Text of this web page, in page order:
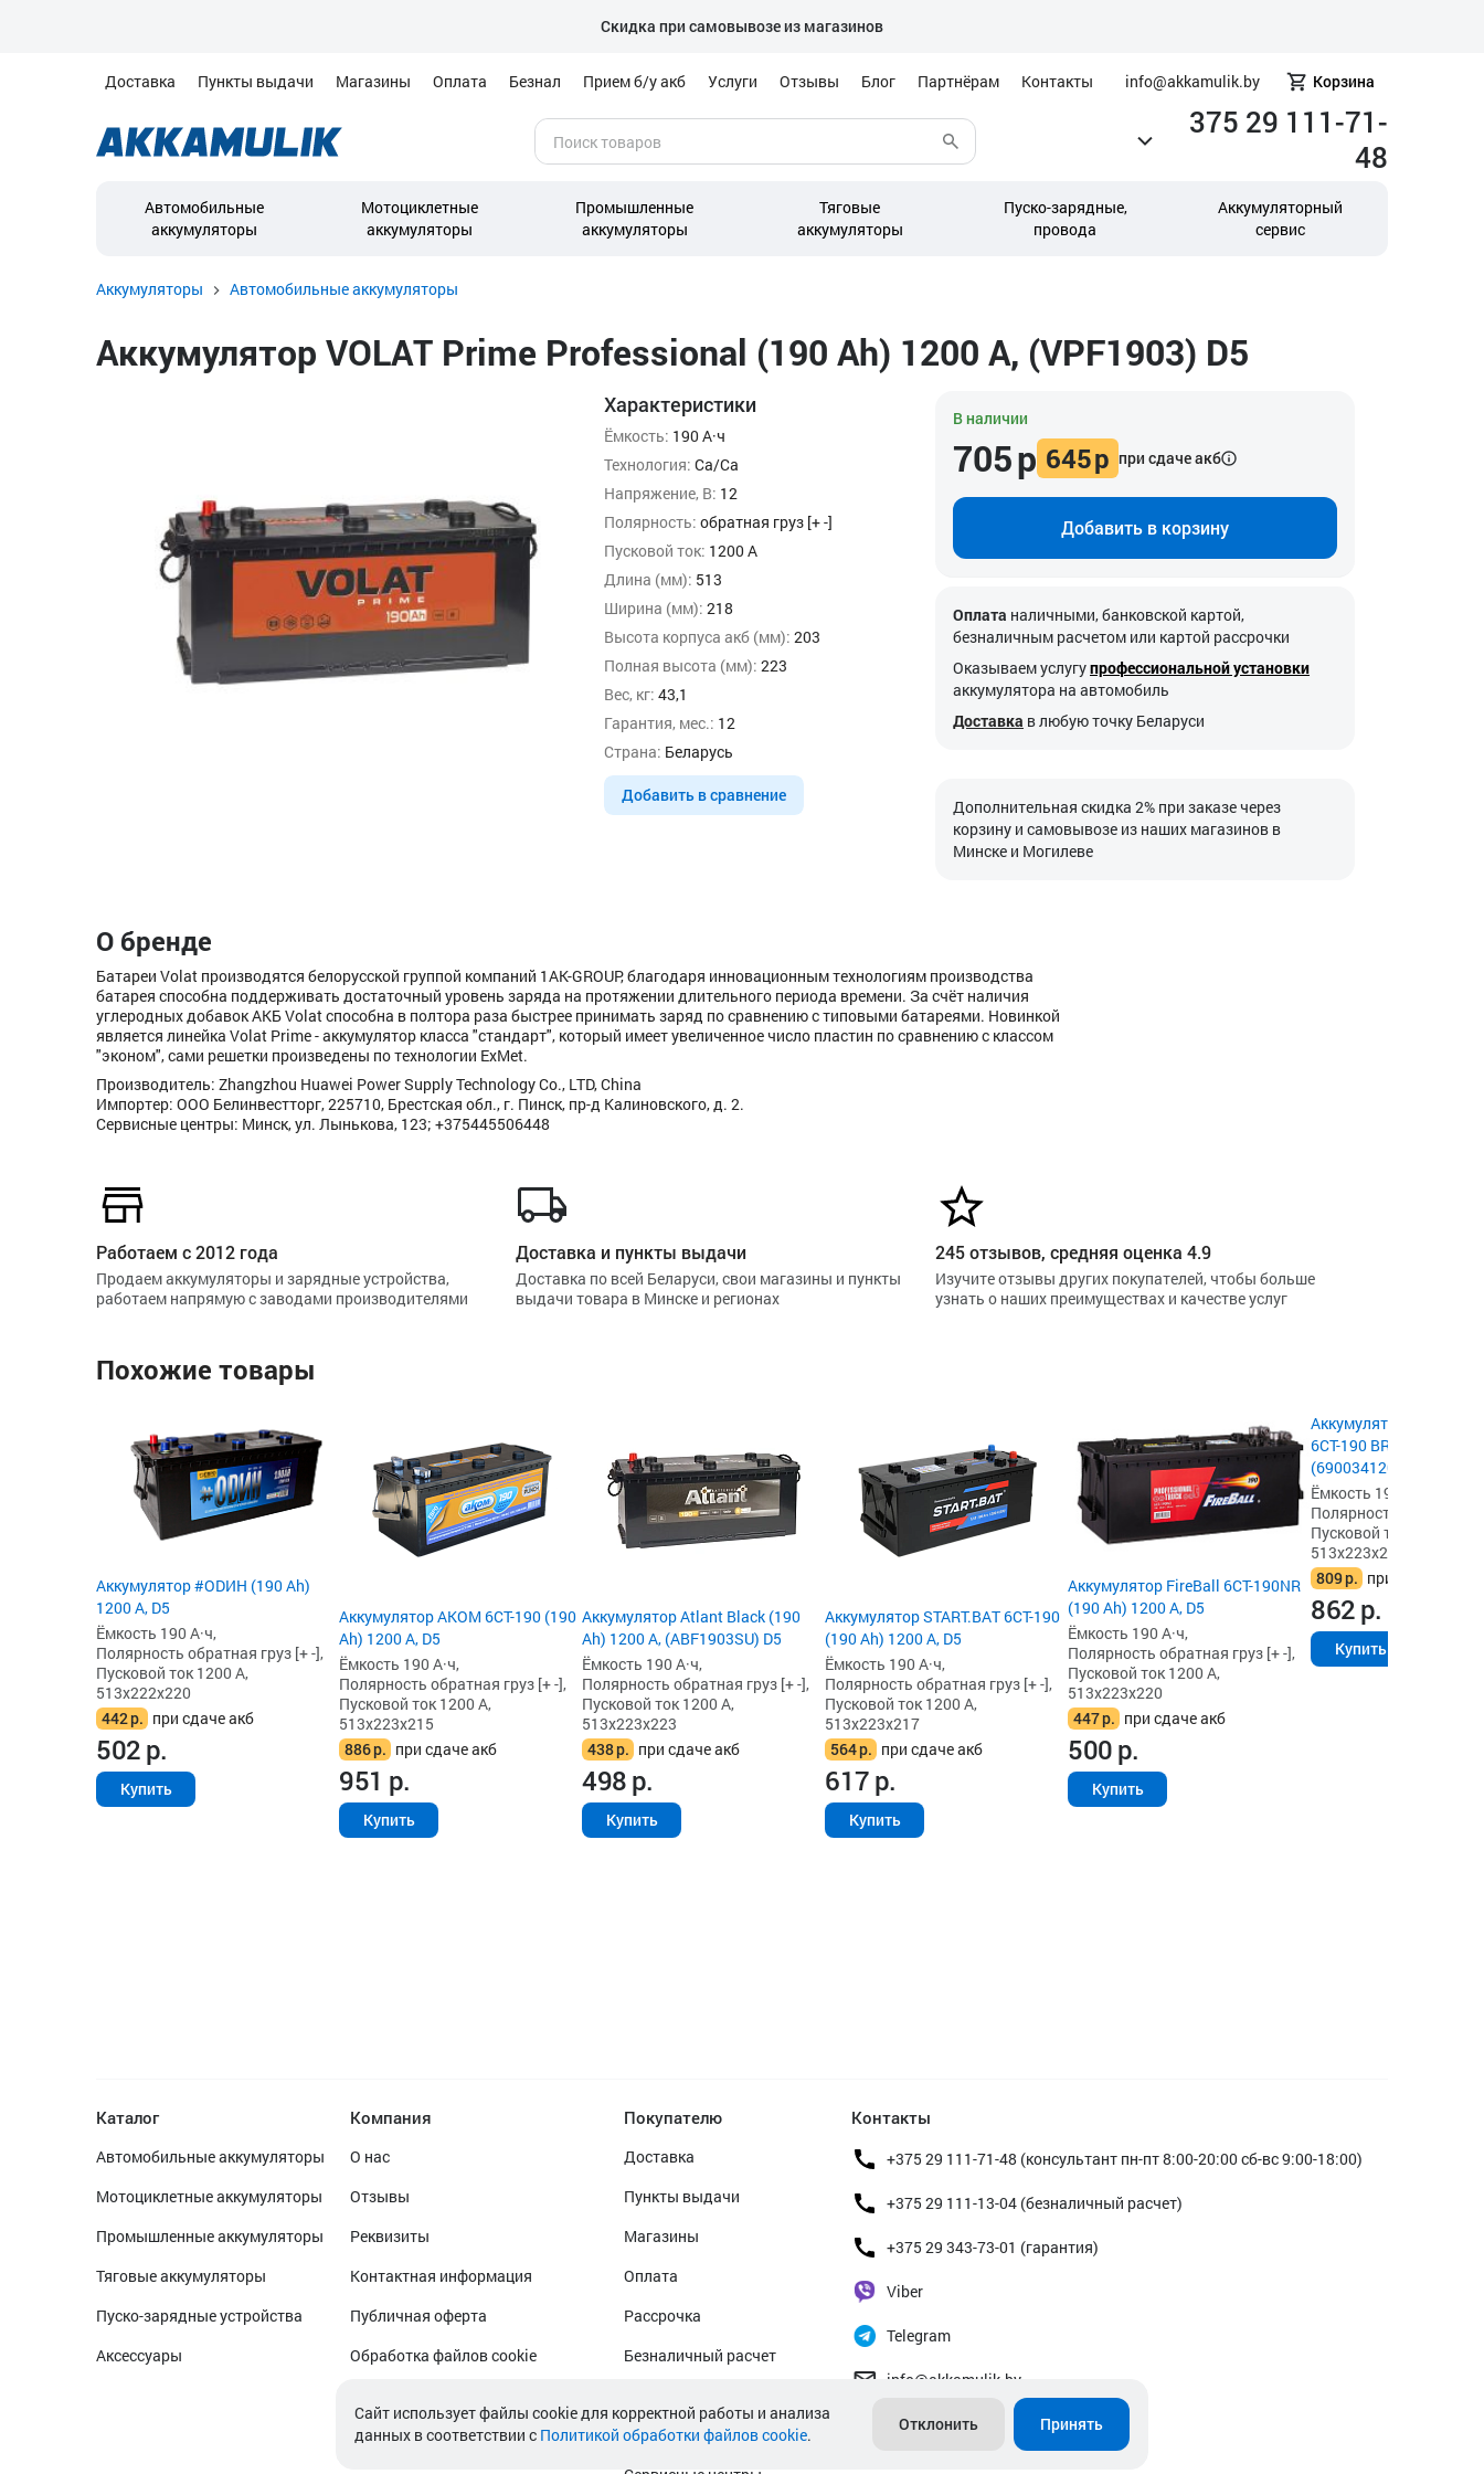
Скидка при самовывозе из магазинов
Доставка Пункты выдачи Магазины Оплата Безнал Прием б/у акб Услуги Отзывы Блог Партнёрам Контакты info@akkamulik.by Корзина
375 29 111-71-
48
Автомобильные
аккумуляторы
Мотоциклетные
аккумуляторы
Промышленные
аккумуляторы
Тяговые
аккумуляторы
Пуско-зарядные,
провода
Аккумуляторный
сервис
Аккумуляторы Автомобильные аккумуляторы
Аккумулятор VOLAT Prime Professional (190 Ah) 1200 А, (VPF1903) D5
Характеристики
Ёмкость: 190 А·ч
Технология: Ca/Ca
Напряжение, В: 12
Полярность: обратная груз [+ -]
Пусковой ток: 1200 А
Длина (мм): 513
Ширина (мм): 218
Высота корпуса акб (мм): 203
Полная высота (мм): 223
Вес, кг: 43,1
Гарантия, мес.: 12
Страна: Беларусь
Добавить в сравнение
В наличии
705р 645р при сдаче акб
Добавить в корзину
Оплата наличными, банковской картой,
безналичным расчетом или картой рассрочки
Оказываем услугупрофессиональной установки
аккумулятора на автомобиль
Доставка в любую точку Беларуси
Дополнительная скидка 2% при заказе через
корзину и самовывозе из наших магазинов в
Минске и Могилеве
О бренде
Батареи Volat производятся белорусской группой компаний 1AK-GROUP, благодаря инновационным технологиям производства
батарея способна поддерживать достаточный уровень заряда на протяжении длительного периода времени. За счёт наличия
углеродных добавок АКБ Volat способна в полтора раза быстрее принимать заряд по сравнению с типовыми батареями. Новинкой
является линейка Volat Prime - аккумулятор класса "стандарт", который имеет увеличенное число пластин по сравнению с классом
"эконом", сами решетки произведены по технологии ExMet.
Производитель: Zhangzhou Huawei Power Supply Technology Co., LTD, China
Импортер: ООО Белинвестторг, 225710, Брестская обл., г. Пинск, пр-д Калиновского, д. 2.
Сервисные центры: Минск, ул. Лынькова, 123; +375445506448
Работаем с 2012 года
Продаем аккумуляторы и зарядные устройства,
работаем напрямую с заводами производителями
Доставка и пункты выдачи
Доставка по всей Беларуси, свои магазины и пункты
выдачи товара в Минске и регионах
245 отзывов, средняя оценка 4.9
Изучите отзывы других покупателей, чтобы больше
узнать о наших преимуществах и качестве услуг
Похожие товары
Аккумулятор #ODИH (190 Ah)
1200 А, D5
Ёмкость 190 А·ч,
Полярность обратная груз [+ -],
Пусковой ток 1200 А,
513x222x220
442р. при сдаче акб
502р.
Купить
Аккумулятор AKOM 6CT-190 (190
Ah) 1200 А, D5
Ёмкость 190 А·ч,
Полярность обратная груз [+ -],
Пусковой ток 1200 А,
513x223x215
886р. при сдаче акб
951 р.
Купить
Аккумулятор Atlant Black (190
Ah) 1200 А, (ABF1903SU) D5
Ёмкость 190 А·ч,
Полярность обратная груз [+ -],
Пусковой ток 1200 А,
513x223x223
438р. при сдаче акб
498р.
Купить
Аккумулятор START.BAT 6СТ-190
(190 Ah) 1200 А, D5
Ёмкость 190 А·ч,
Полярность обратная груз [+ -],
Пусковой ток 1200 А,
513x223x217
564р. при сдаче акб
617р.
Купить
Аккумулятор FireBall 6СТ-190NR
(190 Ah) 1200 А, D5
Ёмкость 190 А·ч,
Полярность обратная груз [+ -],
Пусковой ток 1200 А,
513x223x220
447р. при сдаче акб
500р.
Купить
Аккумулятор VST
6СТ-190 BR-1 (190 Ah)
(690034120) D5
Ёмкость 190 А·ч,
Полярность обратная
Пусковой ток 1200 А,
513x223x223
809р. при сдаче акб
862р.
Купить
Каталог
Автомобильные аккумуляторы
Мотоциклетные аккумуляторы
Промышленные аккумуляторы
Тяговые аккумуляторы
Пуско-зарядные устройства
Аксессуары
Компания
О нас
Отзывы
Реквизиты
Контактная информация
Публичная оферта
Обработка файлов cookie
Покупателю
Доставка
Пункты выдачи
Магазины
Оплата
Рассрочка
Безналичный расчет
Гарантийное обслуживание
Контакты
+375 29 111-71-48 (консультант пн-пт 8:00-20:00 сб-вс 9:00-18:00)
+375 29 111-13-04 (безналичный расчет)
+375 29 343-73-01 (гарантия)
Viber
Telegram
info@akkamulik.by
Cайт использует файлы cookie для корректной работы и анализа
данных в соответствии с Политикой обработки файлов cookie.
Отклонить Принять